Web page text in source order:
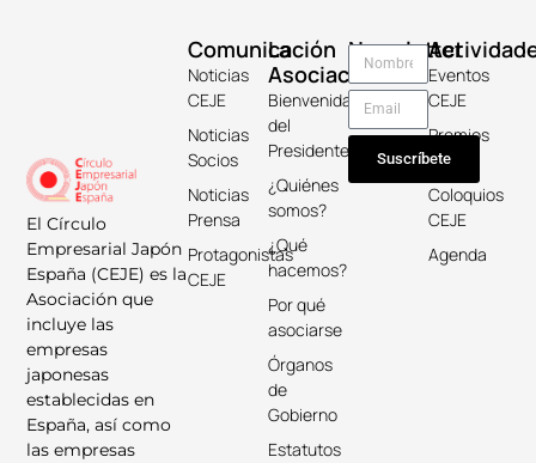
El Círculo
Empresarial Japón
España (CEJE) es la
Asociación que
incluye las
empresas
japonesas
establecidas en
España, así como
las empresas
La
Asociación
Bienvenida
del
Presidente
¿Quiénes
somos?
¿Qué
hacemos?
Por qué
asociarse
Órganos
de
Gobierno
Estatutos
Comunicación
Noticias
CEJE
Noticias
Socios
Noticias
Prensa
Protagonistas
CEJE
Eventos
CEJE
Premios
Keicho
Coloquios
CEJE
Agenda
Newsletter
Suscríbete